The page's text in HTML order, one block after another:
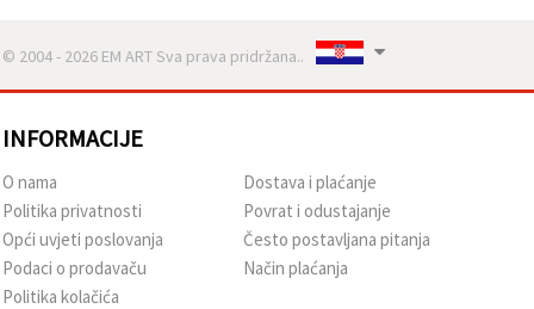
© 2004 - 2026 EM ART Sva prava pridržana..
INFORMACIJE
O nama
Politika privatnosti
Opći uvjeti poslovanja
Podaci o prodavaču
Politika kolačića
Dostava i plaćanje
Povrat i odustajanje
Često postavljana pitanja
Način plaćanja